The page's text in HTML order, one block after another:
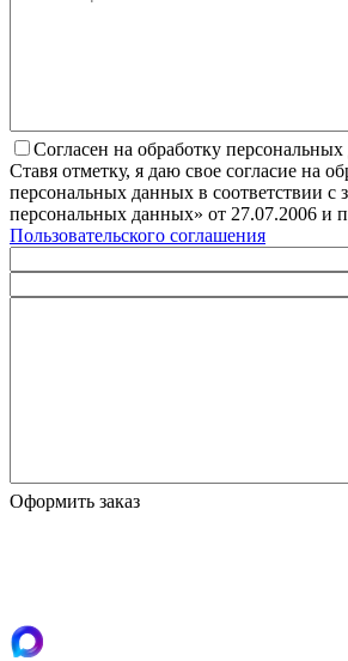
Согласен на обработку
Ставя отметку, я даю свое согласие на
персональных данных в соответствии
персональных данных» от 27.07.2006 и
Пользовательского соглашения
Оформить заказ